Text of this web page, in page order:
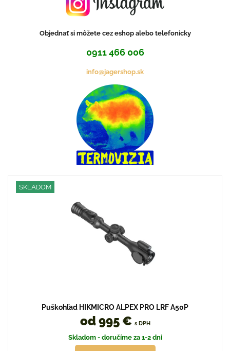
Objednať si môžete cez eshop alebo telefonicky
0911 466 006
info@jagershop.sk
SKLADOM
Puškohľad HIKMICRO ALPEX PRO LRF A50P
od 995 € s DPH
Skladom - doručíme za 1-2 dni